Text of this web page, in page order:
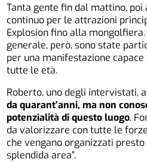
Tanta gente fin dal mattino,
continuo per le attrazioni
Explosion fino alla
generale, però, sono state
per una manifestazione
tutte le età.
Roberto, uno degli intervistati,
da quarant’anni, ma non
potenzialità di questo luogo.
da valorizzare con tutte le
che vengano organizzati
splendida area”.